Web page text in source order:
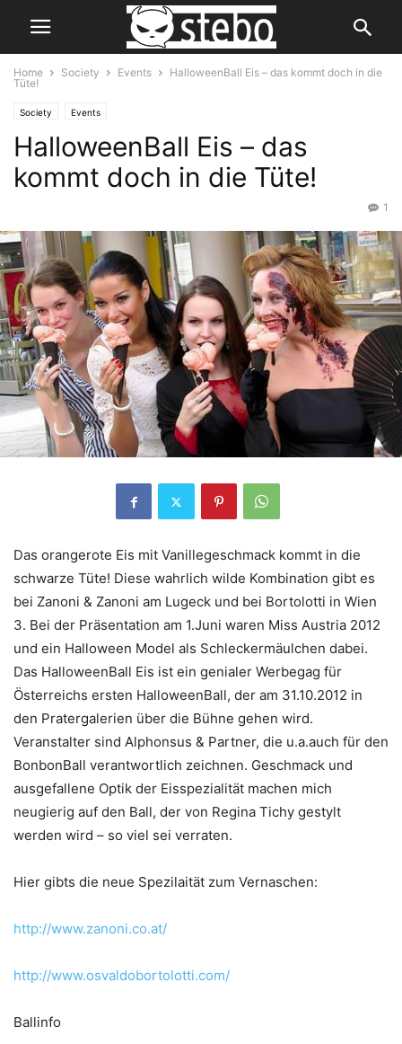
Home Society Events
HalloweenBall Eis – das kommt doch in die
Tüte!
Society Events
HalloweenBall Eis – das
kommt doch in die Tüte!
1
Das orangerote Eis mit Vanillegeschmack kommt in die
schwarze Tüte! Diese wahrlich wilde Kombination gibt es
bei Zanoni & Zanoni am Lugeck und bei Bortolotti in Wien
3. Bei der Präsentation am 1.Juni waren Miss Austria 2012
und ein Halloween Model als Schleckermäulchen dabei.
Das HalloweenBall Eis ist ein genialer Werbegag für
Österreichs ersten HalloweenBall, der am 31.10.2012 in
den Pratergalerien über die Bühne gehen wird.
Veranstalter sind Alphonsus & Partner, die u.a.auch für den
BonbonBall verantwortlich zeichnen. Geschmack und
ausgefallene Optik der Eisspezialität machen mich
neugierig auf den Ball, der von Regina Tichy gestylt
werden wird – so viel sei verraten.
Hier gibts die neue Spezilaität zum Vernaschen:
http://www.zanoni.co.at/
http://www.osvaldobortolotti.com/
Ballinfo